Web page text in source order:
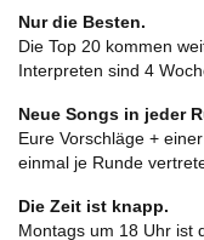
Nur die Besten.
Die Top 20 kommen
Interpreten sind 4
Neue Songs in jeder
Eure Vorschläge +
einmal je Runde
Die Zeit ist knapp.
Montags um 18 Uhr ist